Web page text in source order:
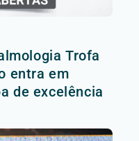
Trofa
entra em
de excelência